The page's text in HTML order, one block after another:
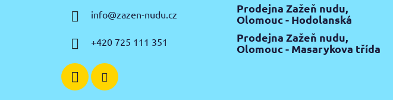
info@zazen-nudu.cz
+420 725 111 351
Prodejna Zažeň nudu,
Olomouc - Hodolanská
Prodejna Zažeň nudu,
Olomouc - Masarykova třída